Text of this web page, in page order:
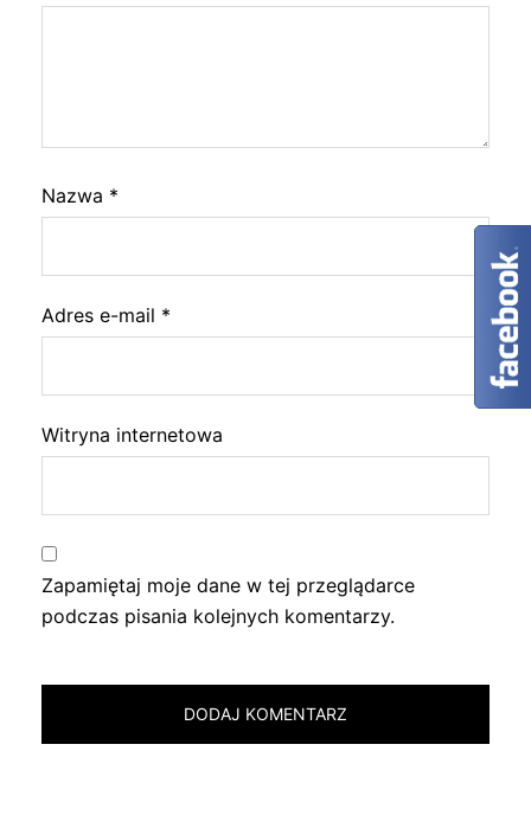
Nazwa *
Adres e-mail *
Witryna internetowa
Zapamiętaj moje dane w tej przeglądarce
podczas pisania kolejnych komentarzy.